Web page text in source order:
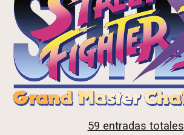
59 entradas totales